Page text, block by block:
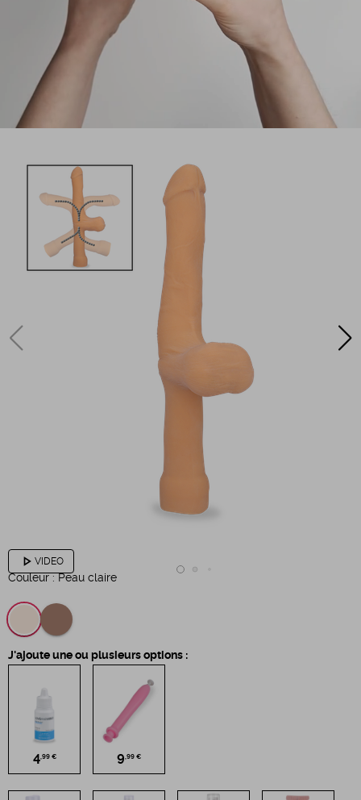
play_arrow VIDEO
Couleur : Peau claire
J'ajoute une ou plusieurs options :
4,99 € 9,99 €